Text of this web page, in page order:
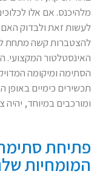
מלהיכנס. אם אלו
לעשות זאת ולבדוק
להצטברות קשה מתחת
האינסטלטור המקצועי.
הסתימה ומיקומה
תכשירים כימיים באופן
ומורכבים במיוחד,
פתיחת
המומחיות